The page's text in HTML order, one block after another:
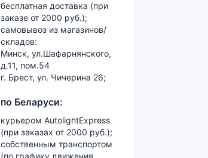
бесплатная доставка (при
заказе от 2000 руб.);
самовывоз из магазинов/
складов:
Минск, ул.Шафарнянского,
д.11, пом.54
г. Брест, ул. Чичерина 26;
по Беларуси:
курьером AutolightExpress
(при заказах от 2000 руб.);
собственным транспортом
(по графику движения